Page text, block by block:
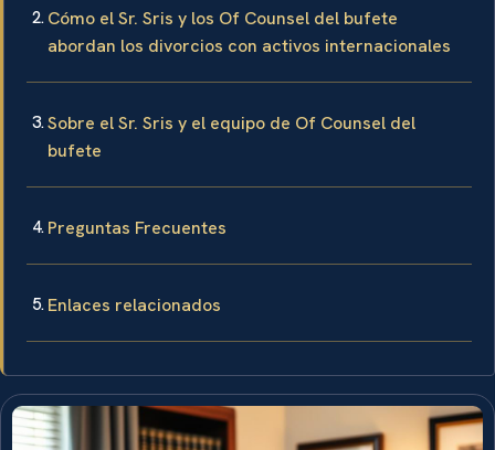
Cómo el Sr. Sris y los Of Counsel del bufete
abordan los divorcios con activos internacionales
Sobre el Sr. Sris y el equipo de Of Counsel del
bufete
Preguntas Frecuentes
Enlaces relacionados